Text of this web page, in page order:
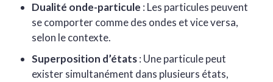
Dualité onde-particule : Les particules peuvent
se comporter comme des ondes et vice versa,
selon le contexte.
Superposition d’états: Une particule peut
exister simultanément dans plusieurs états,